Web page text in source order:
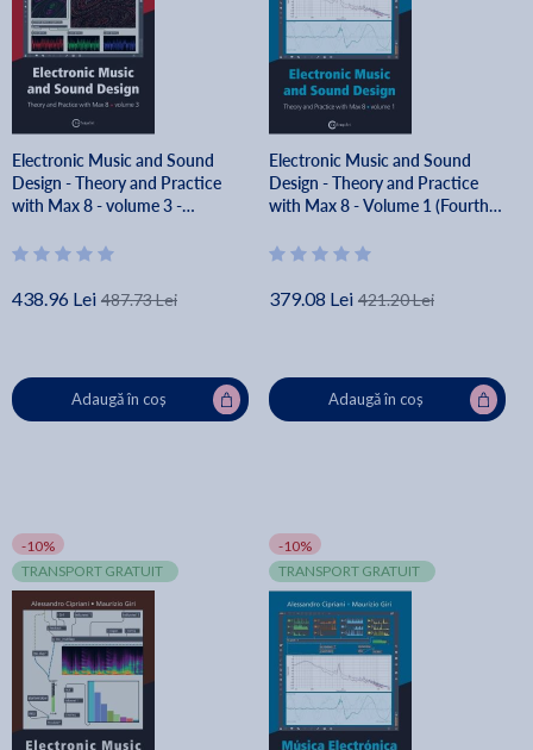
Electronic Music and Sound
Design - Theory and Practice
with Max 8 - volume 3 -
438.96 Lei 487.73 Lei
Adaugă în coș
Electronic Music and Sound
Design - Theory and Practice
with Max 8 - Volume 1 (Fourth
379.08 Lei 421.20 Lei
Adaugă în coș
-10%
TRANSPORT GRATUIT
-10%
TRANSPORT GRATUIT